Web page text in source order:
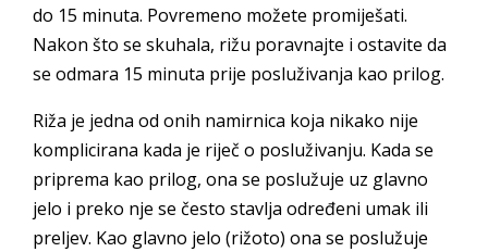
do 15 minuta. Povremeno možete promiješati.
Nakon što se skuhala, rižu poravnajte i ostavite da
se odmara 15 minuta prije posluživanja kao prilog.
Riža je jedna od onih namirnica koja nikako nije
komplicirana kada je riječ o posluživanju. Kada se
priprema kao prilog, ona se poslužuje uz glavno
jelo i preko nje se često stavlja određeni umak ili
preljev. Kao glavno jelo (rižoto) ona se poslužuje